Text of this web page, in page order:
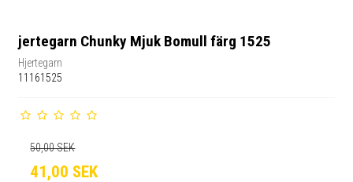
jertegarn Chunky Mjuk Bomull färg 1525
Hjertegarn
11161525
50,00 SEK
41,00 SEK